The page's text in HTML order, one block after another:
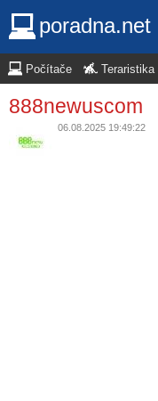
poradna.net
Počítače Teraristika
888newuscom
06.08.2025 19:49:22